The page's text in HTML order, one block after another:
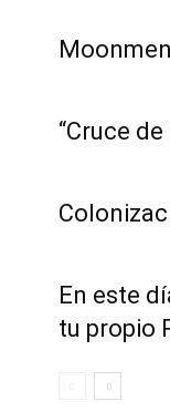
“Cruce
En este
tu propio